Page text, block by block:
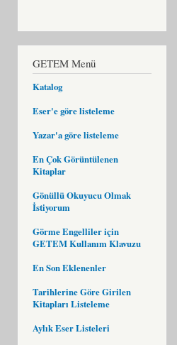
GETEM Menü
Katalog
Eser'e göre listeleme
Yazar'a göre listeleme
En Çok Görüntülenen
Kitaplar
Gönüllü Okuyucu Olmak
İstiyorum
Görme Engelliler için
GETEM Kullanım Klavuzu
En Son Eklenenler
Tarihlerine Göre Girilen
Kitapları Listeleme
Aylık Eser Listeleri